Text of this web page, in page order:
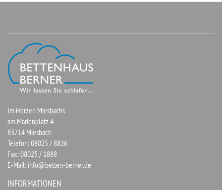
Im Herzen Miesbachs
am Marienplatz 4
83714 Miesbach
Telefon: 08025 / 8826
Fax: 08025 / 1888
E-Mail: info@betten-berner.de
INFORMATIONEN